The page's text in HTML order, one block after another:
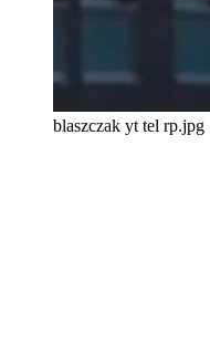
blaszczak yt tel rp.jpg